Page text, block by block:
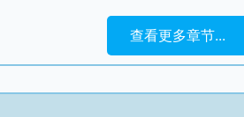
查看更多章节...